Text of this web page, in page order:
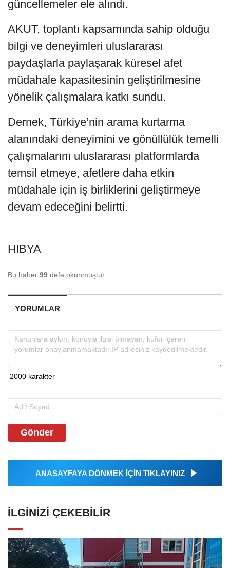
güncellemeler ele alındı.
AKUT, toplantı kapsamında sahip olduğu
bilgi ve deneyimleri uluslararası
paydaşlarla paylaşarak küresel afet
müdahale kapasitesinin geliştirilmesine
yönelik çalışmalara katkı sundu.
Dernek, Türkiye’nin arama kurtarma
alanındaki deneyimini ve gönüllülük temelli
çalışmalarını uluslararası platformlarda
temsil etmeye, afetlere daha etkin
müdahale için iş birliklerini geliştirmeye
devam edeceğini belirtti.
HIBYA
Bu haber 99 defa okunmuştur.
YORUMLAR
Gönder
ANASAYFAYA DÖNMEK İÇİN TIKLAYINIZ
İLGINIZI ÇEKEBILIR